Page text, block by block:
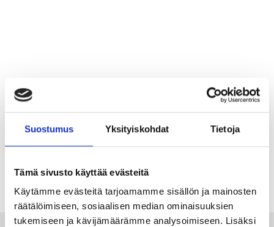
Suostumus Yksityiskohdat Tietoja
Tämä sivusto käyttää evästeitä
Käytämme evästeitä tarjoamamme sisällön ja mainosten
räätälöimiseen, sosiaalisen median ominaisuuksien
tukemiseen ja kävijämäärämme analysoimiseen. Lisäksi
MR Sunnuntaibrunssi #23 Ossi Honkanen - Hasanin
min lukuaika